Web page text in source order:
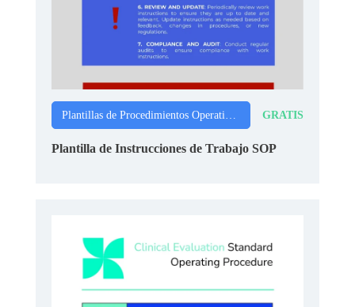
Plantillas de Procedimientos Operativos Estándar GRATIS
Plantilla de Instrucciones de Trabajo SOP